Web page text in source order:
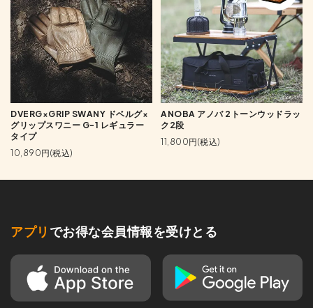
DVERG×GRIP SWANY ドベルグ×
グリップスワニー G-1 レギュラー
タイプ
10,890円(税込)
ANOBA アノバ 2トーンウッドラッ
ク2段
11,800円(税込)
アプリ でお得な会員情報を受けとる